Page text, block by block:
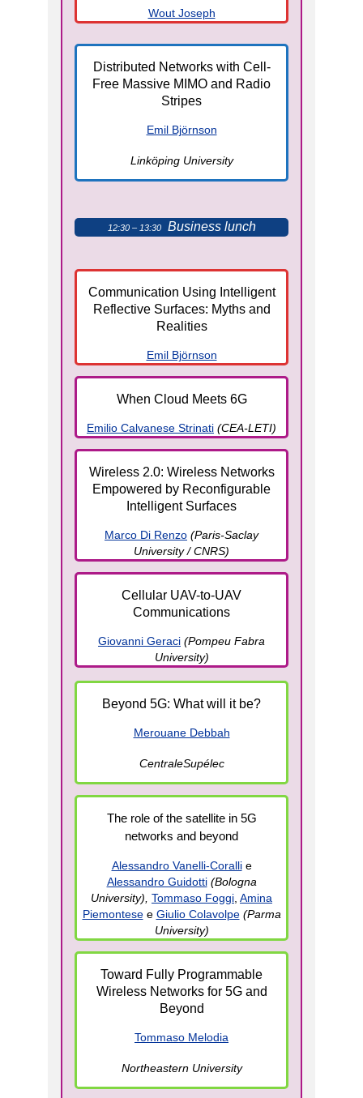
Wout Joseph
Distributed Networks with Cell-
Free Massive MIMO and Radio
Stripes
Emil Björnson
Linköping University
12:30 – 13:30Business lunch
Communication Using Intelligent
Reflective Surfaces: Myths and
Realities
Emil Björnson
When Cloud Meets 6G
Emilio Calvanese Strinati (CEA-LETI)
Wireless 2.0: Wireless Networks
Empowered by Reconfigurable
Intelligent Surfaces
Marco Di Renzo (Paris-Saclay
University / CNRS)
Cellular UAV-to-UAV
Communications
Giovanni Geraci (Pompeu Fabra
University)
Beyond 5G: What will it be?
Merouane Debbah
CentraleSupélec
The role of the satellite in 5G
networks and beyond
Alessandro Vanelli-Corallie
Alessandro Guidotti(Bologna
University), Tommaso Foggi Amina
Piemontesee Giulio Colavolpe(Parma
University)
Toward Fully Programmable
Wireless Networks for 5G and
Beyond
Tommaso Melodia
Northeastern University